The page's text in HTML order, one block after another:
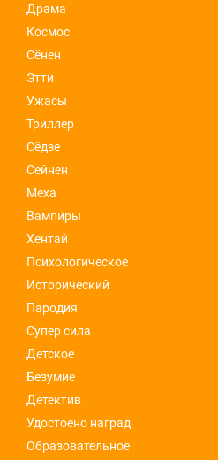
Драма
Космос
Сёнен
Этти
Ужасы
Триллер
Сёдзе
Сейнен
Меха
Вампиры
Хентай
Психологическое
Исторический
Пародия
Супер сила
Детское
Безумие
Детектив
Удостоено наград
Образовательное